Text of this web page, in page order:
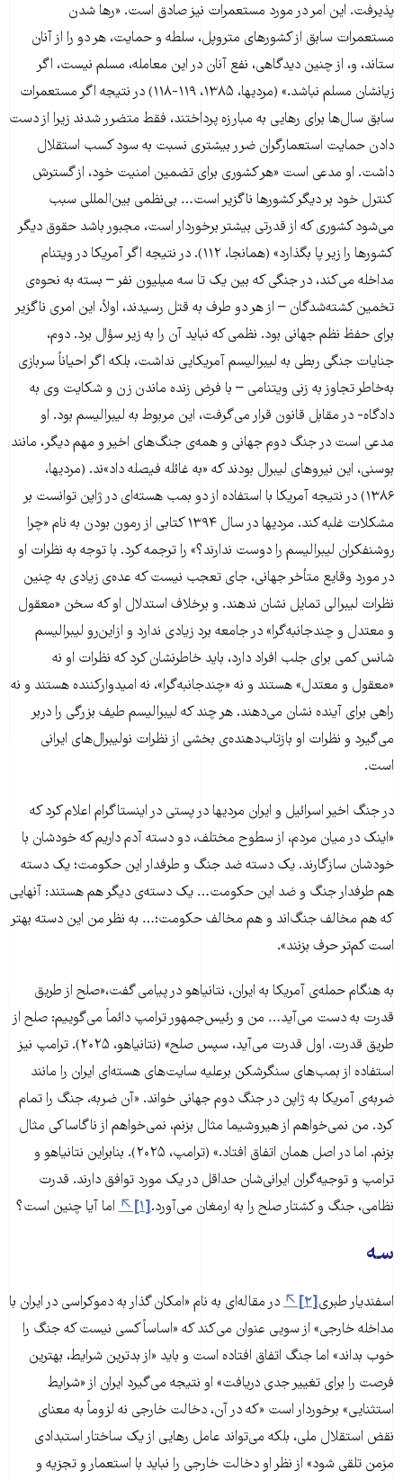
پذیرفت. این امر در مورد مستعمرات نیز صادق است. «رها شدن
مستعمرات سابق از کشورهای متروپل، سلطه و حمایت، هر دو را از آنان
ستاند، و، از چنین دیدگاهی، نفع آنان در این معامله، مسلم نیست، اگر
زیانشان مسلم نباشد.» (مردیها، ۱۳۸۵، ۱۱۹-۱۱۸) در نتیجه اگر مستعمرات
سابق سال‌ها برای رهایی به مبارزه پرداختند، فقط متضرر شدند زیرا از دست
دادن حمایت استعمارگران ضرر بیشتری نسبت به سود کسب استقلال
داشت. او مدعی است «هر کشوری برای تضمین امنیت خود، از گسترش
کنترل خود بر دیگر کشورها ناگزیر است… بی‌نظمی بین‌المللی سبب
می‌شود کشوری که از قدرتی بیشتر برخوردار است، مجبور باشد حقوق دیگر
کشورها را زیر پا بگذارد» (همانجا، ۱۱۲). در نتیجه اگر آمریکا در ویتنام
مداخله می‌کند، در جنگی که بین یک تا سه میلیون نفر – بسته به نحوه‌ی
تخمین کشته‌شدگان – از هر دو طرف به قتل رسیدند، اولاً، این امری ناگزیر
برای حفظ نظم جهانی بود. نظمی که نباید آن را به زیر سؤال برد. دوم،
جنایات جنگی ربطی به لیبرالیسم آمریکایی نداشت، بلکه اگر احیاناً سربازی
به‌خاطر تجاوز به زنی ویتنامی – با فرض زنده ماندن زن و شکایت وی به
دادگاه- در مقابل قانون قرار می‌گرفت، این مربوط به لیبرالیسم بود. او
مدعی است در جنگ دوم جهانی و همه‌ی جنگ‌های اخیر و مهم دیگر، مانند
بوسنی، این نیروهای لیبرال بودند که «به غائله فیصله داد»ند. (مردیها،
۱۳۸۶) در نتیجه آمریکا با استفاده از دو بمب هسته‌ای در ژاپن توانست بر
مشکلات غلبه کند. مردیها در سال ۱۳۹۴ کتابی از رمون بودن به نام «چرا
روشنفکران لیبرالیسم را دوست ندارند؟» را ترجمه کرد. با توجه به نظرات او
در مورد وقایع متأخر جهانی، جای تعجب نیست که عده‌ی زیادی به چنین
نظرات لیبرالی تمایل نشان ندهند. و برخلاف استدلال او که سخن «معقول
و معتدل و چندجانبه‌گرا» در جامعه برد زیادی ندارد و از‌این‌رو لیبرالیسم
شانس کمی برای جلب افراد دارد، باید خاطرنشان کرد که نظرات او نه
«معقول و معتدل» هستند و نه «چندجانبه‌گرا»، نه امید‌وارکننده هستند و نه
راهی برای آینده نشان می‌دهند. هر چند که لیبرالیسم طیف بزرگی را دربر
می‌گیرد و نظرات او بازتاب‌دهنده‌ی بخشی از نظرات نولیبرال‌های ایرانی
است.
در جنگ اخیر اسرائیل و ایران مردیها در پستی در اینستاگرام اعلام کرد که
«اینک در میان مردم، از سطوح مختلف، دو دسته آدم داریم که خودشان با
خودشان سازگارند. یک دسته ضد جنگ و طرفدار این حکومت؛ یک دسته
هم طرفدار جنگ و ضد این حکومت… یک دسته‌ی دیگر هم هستند: آنهایی
که هم مخالف جنگ‌اند و هم مخالف حکومت؛… به نظر من این دسته بهتر
است کم‌تر حرف بزنند».
به هنگام حمله‌ی آمریکا به ایران، نتانیاهو در پیامی گفت،«صلح از طریق
قدرت به دست می‌آید… من و رئیس‌جمهور ترامپ دائماً می‌گوییم: صلح از
طریق قدرت. اول قدرت می‌آید، سپس صلح» (نتانیاهو، ۲۰۲۵). ترامپ نیز
استفاده از بمب‌های سنگرشکن برعلیه سایت‌های هسته‌ای ایران را مانند
ضربه‌ی آمریکا به ژاپن در جنگ دوم جهانی خواند. «آن ضربه، جنگ را تمام
کرد. من نمی‌خواهم از هیروشیما مثال بزنم، نمی‌خواهم از ناگاساکی مثال
بزنم. اما در اصل همان اتفاق افتاد.» (ترامپ، ۲۰۲۵). بنابراین نتانیاهو و
ترامپ و توجیه‌گران ایرانی‌شان حداقل در یک مورد توافق دارند. قدرت
نظامی، جنگ و کشتار صلح را به ارمغان می‌آورد.[۱] اما آیا چنین است؟
سه
اسفندیار طبری[۲]
در مقاله‌ای به نام «امکان گذار به دموکراسی در ایران با
مداخله خارجی» از سویی عنوان می‌کند که «اساساً کسی نیست که جنگ را
خوب بداند» اما جنگ اتفاق افتاده است و باید «از بدترین شرایط، بهترین
فرصت را برای تغییر جدی دریافت» او نتیجه می‌گیرد ایران از «شرایط
استثنایی» برخوردار است «که در آن، دخالت خارجی نه لزوماً به معنای
نقض استقلال ملی، بلکه می‌تواند عامل رهایی از یک ساختار استبدادی
مزمن تلقی شود» از نظر او دخالت خارجی را نباید با استعمار و تجزیه و